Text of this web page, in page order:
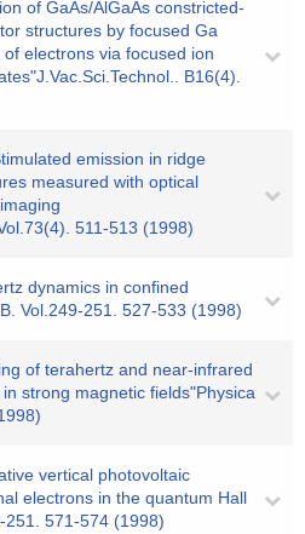
of GaAs/AlGaAs constricted-
structures by focused Ga
electrons via focused ion
B16(4).
emission in ridge
measured with optical
511-513 (1998)
dynamics in confined
Vol.249-251. 527-533 (1998)
of terahertz and near-infrared
strong magnetic fields"Physica
vertical photovoltaic
electrons in the quantum Hall
251. 571-574 (1998)